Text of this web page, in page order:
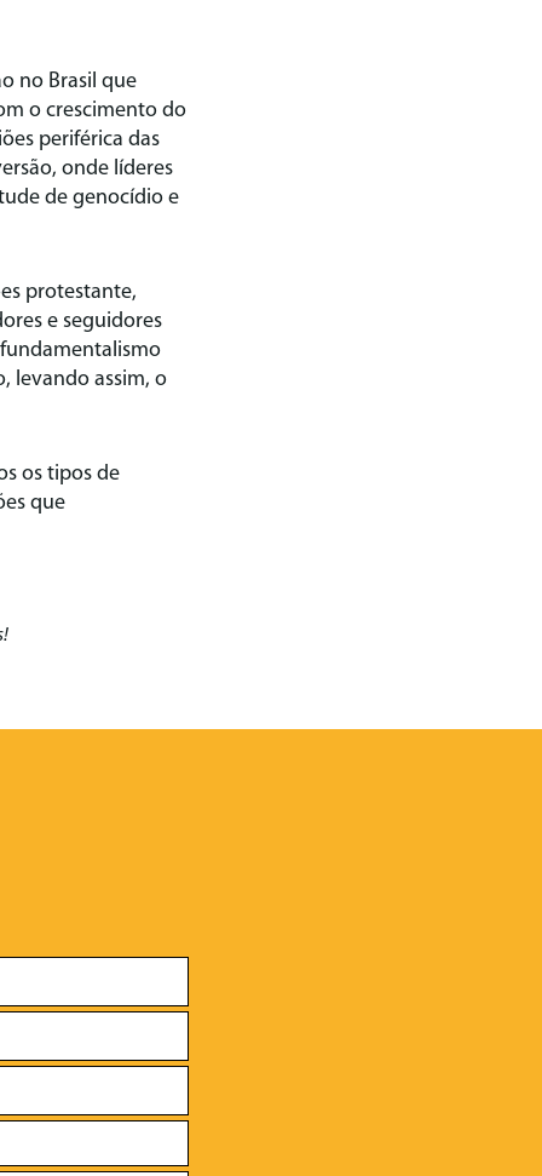
no Brasil que
o crescimento do
periférica das
onde líderes
de genocídio e
protestante,
e seguidores
fundamentalismo
levando assim, o
os tipos de
que